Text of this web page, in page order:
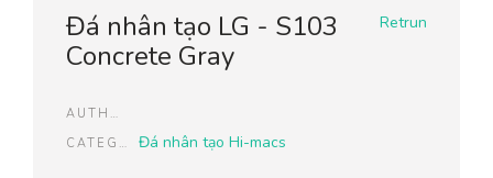
Retrun
Đá nhân tạo LG - S103
Concrete Gray
AUTHOR
CATEGORIES
Đá nhân tạo Hi-macs